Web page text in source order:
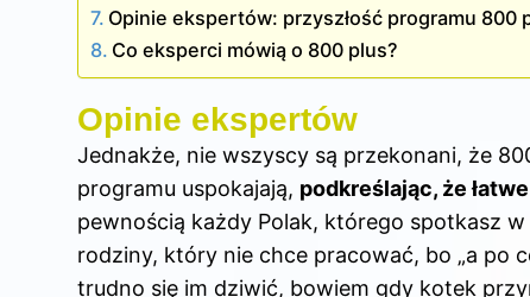
Opinie ekspertów: przyszłość programu
Co eksperci mówią o 800 plus?
Opinie ekspertów
Jednakże, nie wszyscy są przekonani, że
programu uspokajają, podkreślając, że
pewnością każdy Polak, którego spotkasz
rodziny, który nie chce pracować, bo „a po
trudno się im dziwić, bowiem gdy kotek